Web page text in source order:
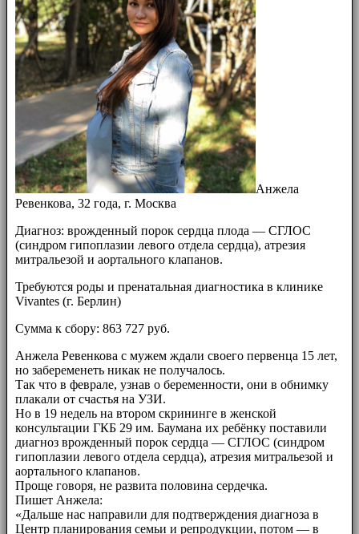
Анжела
Ревенкова, 32 года, г. Москва
Диагноз: врожденный порок сердца плода — СГЛОС
(синдром гипоплазии левого отдела сердца), атрезия
митральезой и аортального клапанов.
Требуются роды и пренатальная диагностика в клинике
Vivantes (г. Берлин)
Сумма к сбору: 863 727 руб.
Анжела Ревенкова с мужем ждали своего первенца 15 лет,
но забеременеть никак не получалось.
Так что в феврале, узнав о беременности, они в обнимку
плакали от счастья на УЗИ.
Но в 19 недель на втором скрининге в женской
консультации ГКБ 29 им. Баумана их ребёнку поставили
диагноз врожденный порок сердца — СГЛОС (синдром
гипоплазии левого отдела сердца), атрезия митральезой и
аортального клапанов.
Проще говоря, не развита половина сердечка.
Пишет Анжела:
«Дальше нас направили для подтверждения диагноза в
Центр планирования семьи и репродукции, потом — в